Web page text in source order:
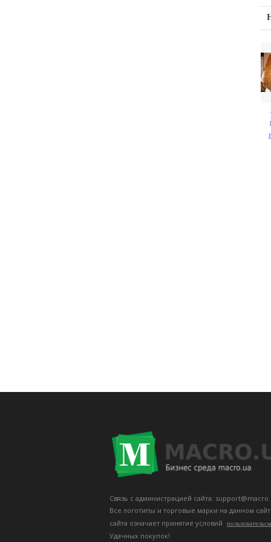
Связь с администрацией сайта:
Все логотипы и торговые марки на данном
сайта означает принятие условий
Удачных покупок!